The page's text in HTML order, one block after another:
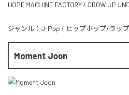
HOPE MACHINE FACTORY / GROW UP
ジャンル： J-Pop / ヒップホップ/ラップ
Moment Joon